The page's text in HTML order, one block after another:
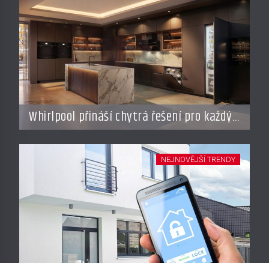
Whirlpool přináší chytrá řešení pro každý
styl vaření
NEJNOVĚJŠÍ TRENDY